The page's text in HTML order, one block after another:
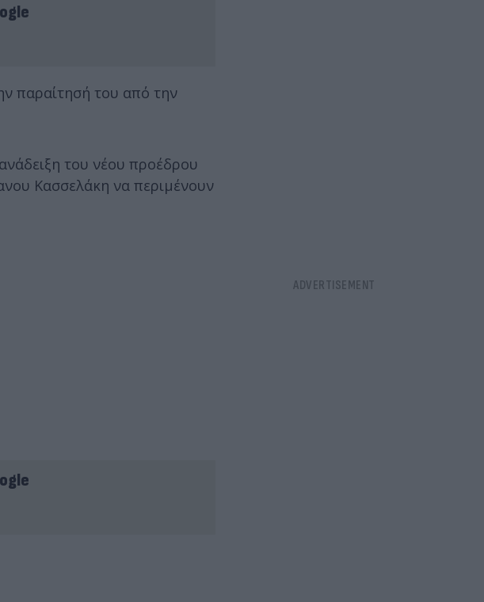
παραίτησή του από την
του νέου προέδρου
Κασσελάκη να περιμένουν